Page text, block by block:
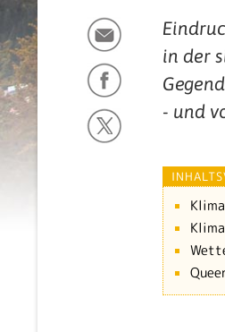
in der
- und